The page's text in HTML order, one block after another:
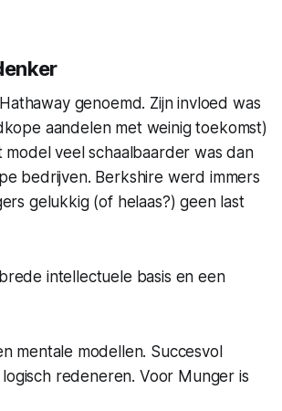
genoemd. Zijn invloed was
aandelen met weinig toekomst)
veel schaalbaarder was dan
bedrijven. Berkshire werd immers
gelukkig (of helaas?) geen last
intellectuele basis en een
mentale modellen. Succesvol
redeneren. Voor Munger is